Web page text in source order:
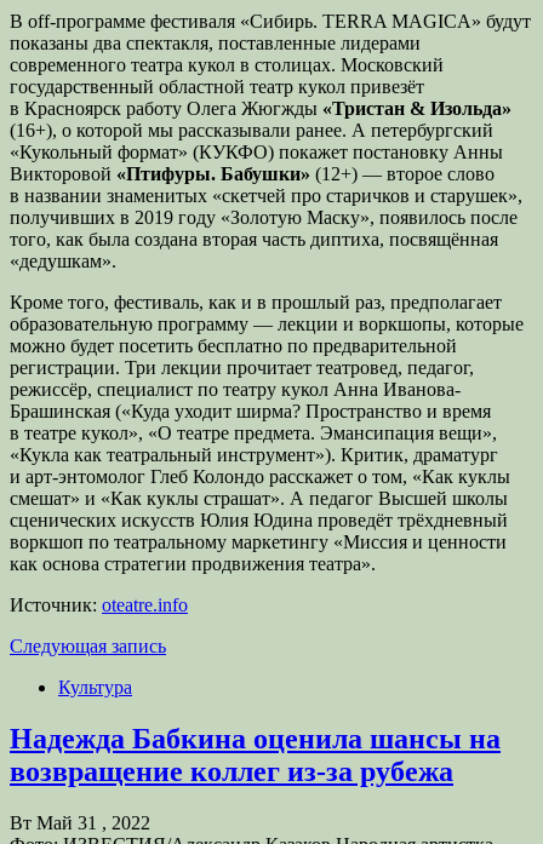
В off-программе фестиваля «Сибирь. TERRA MAGICA» будут
показаны два спектакля, поставленные лидерами
современного театра кукол в столицах. Московский
государственный областной театр кукол привезёт
в Красноярск работу Олега Жюгжды «Тристан & Изольда»
(16+), о которой мы рассказывали ранее. А петербургский
«Кукольный формат» (КУКФО) покажет постановку Анны
Викторовой «Птифуры. Бабушки» (12+) — второе слово
в названии знаменитых «скетчей про старичков и старушек»,
получивших в 2019 году «Золотую Маску», появилось после
того, как была создана вторая часть диптиха, посвящённая
«дедушкам».
Кроме того, фестиваль, как и в прошлый раз, предполагает
образовательную программу — лекции и воркшопы, которые
можно будет посетить бесплатно по предварительной
регистрации. Три лекции прочитает театровед, педагог,
режиссёр, специалист по театру кукол Анна Иванова-
Брашинская («Куда уходит ширма? Пространство и время
в театре кукол», «О театре предмета. Эмансипация вещи»,
«Кукла как театральный инструмент»). Критик, драматург
и арт-энтомолог Глеб Колондо расскажет о том, «Как куклы
смешат» и «Как куклы страшат». А педагог Высшей школы
сценических искусств Юлия Юдина проведёт трёхдневный
воркшоп по театральному маркетингу «Миссия и ценности
как основа стратегии продвижения театра».
Источник: oteatre.info
Следующая запись
Культура
Надежда Бабкина оценила шансы на
возвращение коллег из-за рубежа
Вт Май 31 , 2022